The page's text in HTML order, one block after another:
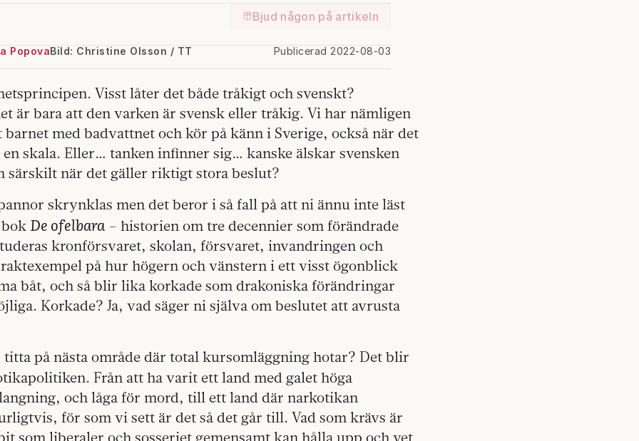
Bjud någon på artikeln
Popova Publicerad 2022-08-03
Bild: Christine Olsson / TT
Visst låter det både tråkigt och svenskt?
är bara att den varken är svensk eller tråkig. Vi har nämligen
barnet med badvattnet och kör på känn i Sverige, också när det
skala. Eller… tanken infinner sig… kanske älskar svensken
särskilt när det gäller riktigt stora beslut?
skrynklas men det beror i så fall på att ni ännu inte läst
De ofelbara – historien om tre decennier som förändrade
kronförsvaret, skolan, försvaret, invandringen och
på hur högern och vänstern i ett visst ögonblick
båt, och så blir lika korkade som drakoniska förändringar
Korkade? Ja, vad säger ni själva om beslutet att avrusta
titta på nästa område där total kursomläggning hotar? Det blir
Från att ha varit ett land med galet höga
och låga för mord, till ett land där narkotikan
för som vi sett är det så det går till. Vad som krävs är
som liberaler och sosseriet gemensamt kan hålla upp och vet